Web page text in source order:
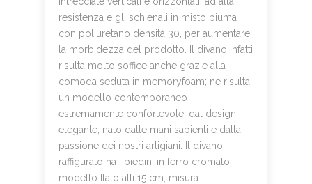
resistenza e gli schienali in misto piuma
con poliuretano densità 30, per aumentare
la morbidezza del prodotto. Il divano infatti
risulta molto soffice anche grazie alla
comoda seduta in memoryfoam; ne risulta
un modello contemporaneo
estremamente confortevole, dal design
elegante, nato dalle mani sapienti e dalla
passione dei nostri artigiani. Il divano
raffigurato ha i piedini in ferro cromato
modello Italo alti 15 cm, misura